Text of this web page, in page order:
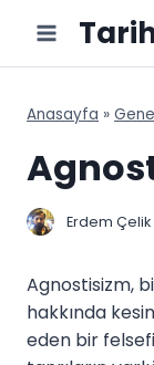
content
Anasayfa »
Erdem Çelik
Agnostisizm,
hakkında
eden bir